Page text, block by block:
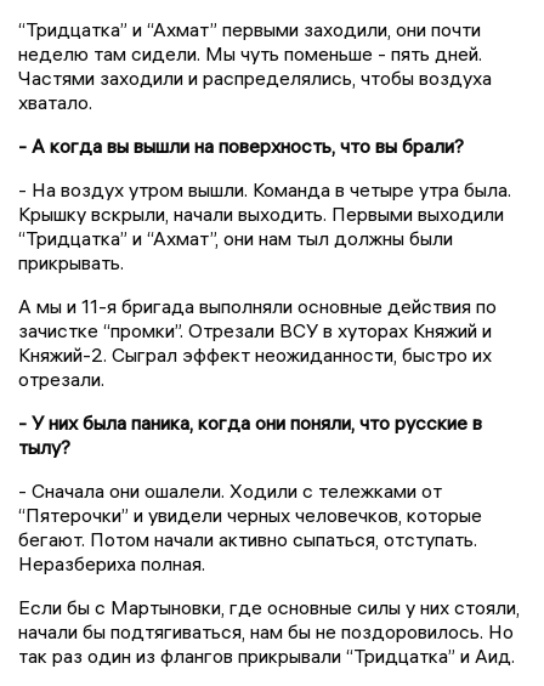
“Тридцатка” и “Ахмат” первыми заходили, они почти
неделю там сидели. Мы чуть поменьше - пять дней.
Частями заходили и распределялись, чтобы воздуха
хватало.
- А когда вы вышли на поверхность, что вы брали?
- На воздух утром вышли. Команда в четыре утра была.
Крышку вскрыли, начали выходить. Первыми выходили
“Тридцатка” и “Ахмат”, они нам тыл должны были
прикрывать.
А мы и 11-я бригада выполняли основные действия по
зачистке “промки”. Отрезали ВСУ в хуторах Княжий и
Княжий-2. Сыграл эффект неожиданности, быстро их
отрезали.
- У них была паника, когда они поняли, что русские в
тылу?
- Сначала они ошалели. Ходили с тележками от
“Пятерочки” и увидели черных человечков, которые
бегают. Потом начали активно сыпаться, отступать.
Неразбериха полная.
Если бы с Мартыновки, где основные силы у них стояли,
начали бы подтягиваться, нам бы не поздоровилось. Но
так раз один из флангов прикрывали “Тридцатка” и Аид.